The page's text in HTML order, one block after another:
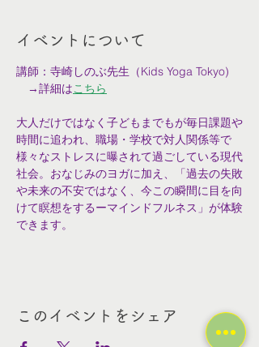
イベントについて
講師：寺崎しのぶ先生（Kids Yoga Tokyo)
→詳細はこちら
大人だけではなく子どもまでもが毎日課題や
時間に追われ、職場・学校で対人関係等で
様々なストレスに曝されて過ごしている現代
社会。おなじみのヨガに加え、「過去の失敗
や未来の不安ではなく、今この瞬間に目を向
けて瞑想をするーマインドフルネス」が体験
できます。
このイベントをシェア